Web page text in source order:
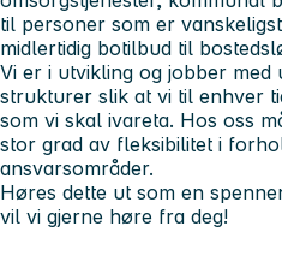
til personer som er
midlertidig botilbud til
Vi er i utvikling og jobber med
strukturer slik at vi til enhver
som vi skal ivareta. Hos oss
stor grad av fleksibilitet i
ansvarsområder.
Høres dette ut som en
vil vi gjerne høre fra deg!